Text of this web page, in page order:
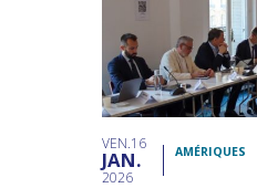
VEN 16
JAN
2026
AMÉRIQUES